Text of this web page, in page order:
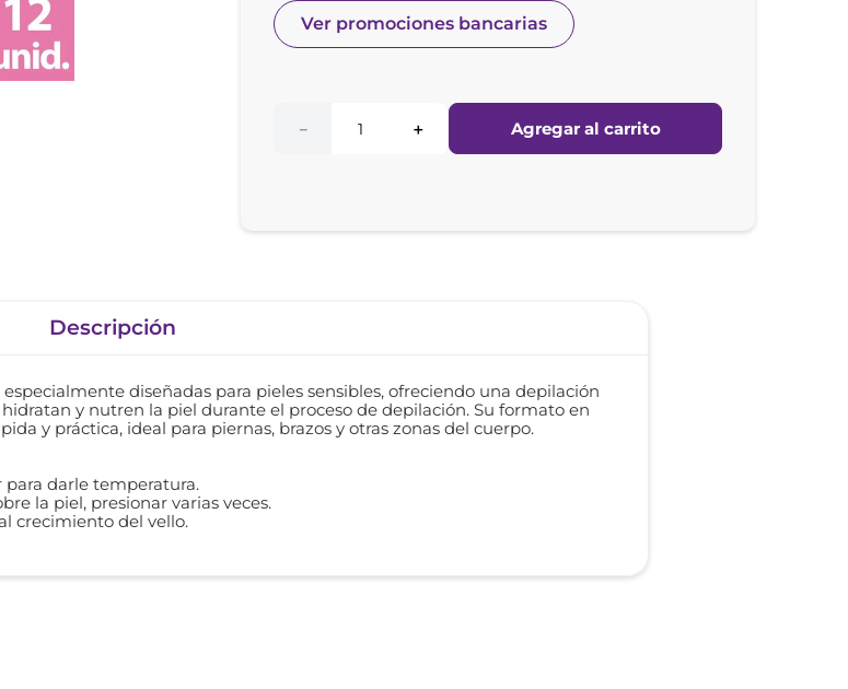
Ver promociones bancarias
＋
－ Agregar al carrito
Descripción
diseñadas para pieles sensibles, ofreciendo una depilación
y nutren la piel durante el proceso de depilación. Su formato en
y práctica, ideal para piernas, brazos y otras zonas del cuerpo.​
para darle temperatura.
la piel, presionar varias veces.
crecimiento del vello.